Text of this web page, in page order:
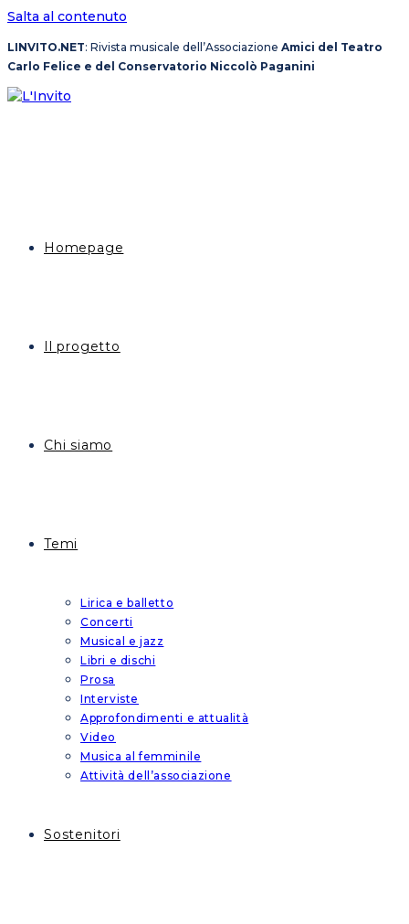
Salta al contenuto
LINVITO.NET: Rivista musicale dell’Associazione Amici del Teatro
Carlo Felice e del Conservatorio Niccolò Paganini
Homepage
Il progetto
Chi siamo
Temi
Lirica e balletto
Concerti
Musical e jazz
Libri e dischi
Prosa
Interviste
Approfondimenti e attualità
Video
Musica al femminile
Attività dell’associazione
Sostenitori